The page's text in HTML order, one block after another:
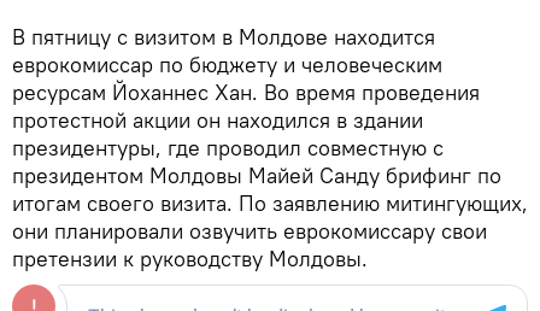
В пятницу с визитом в Молдове находится
еврокомиссар по бюджету и человеческим
ресурсам Йоханнес Хан. Во время проведения
протестной акции он находился в здании
президентуры, где проводил совместную с
президентом Молдовы Майей Санду брифинг по
итогам своего визита. По заявлению митингующих,
они планировали озвучить еврокомиссару свои
претензии к руководству Молдовы.